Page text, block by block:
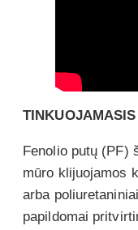
Fenolio putų (PF)
mūro klijuojamos
arba
papildomai